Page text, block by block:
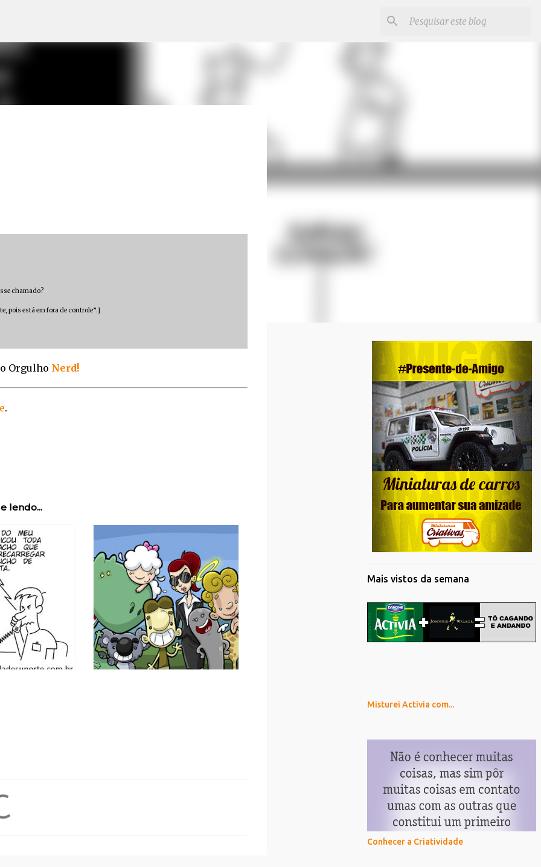
chamado?
pois está em fora de controle”.]
Orgulho Nerd!
.
lendo...
Mais vistos da semana
Misturei Activia com...
Conhecer a Criatividade